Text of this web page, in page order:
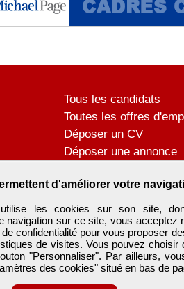
d'améliorer votre
utilise les cookies sur son site,
navigation sur ce site, vous acceptez
confidentialitépour vous proposer
de visites. Vous pouvez
"Personnaliser". Par ailleurs,
des cookies" situé en bas de
Tous les candidats
Toutes les offres
Déposer un CV
Déposer une annonce